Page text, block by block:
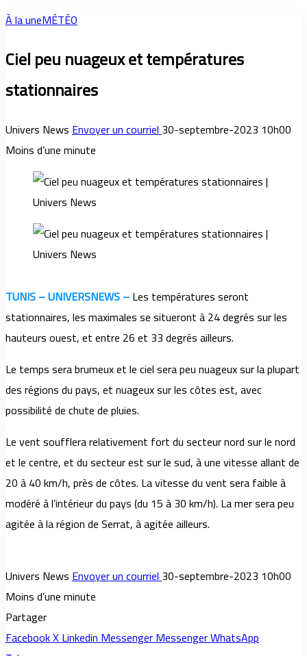
À la uneMÉTÉO
Ciel peu nuageux et températures
stationnaires
Univers NewsEnvoyer un courriel30-septembre-2023 10h00
Moins d’une minute
TUNIS – UNIVERSNEWS –Les températures seront
stationnaires, les maximales se situeront à 24 degrés sur les
hauteurs ouest, et entre 26 et 33 degrés ailleurs.
Le temps sera brumeux et le ciel sera peu nuageux sur la plupart
des régions du pays, et nuageux sur les côtes est, avec
possibilité de chute de pluies.
Le vent soufflera relativement fort du secteur nord sur le nord
et le centre, et du secteur est sur le sud, à une vitesse allant de
20 à 40 km/h, près de côtes. La vitesse du vent sera faible à
modéré à l’intérieur du pays (du 15 à 30 km/h). La mer sera peu
agitée à la région de Serrat, à agitée ailleurs.
Univers NewsEnvoyer un courriel30-septembre-2023 10h00
Moins d’une minute
Partager
FacebookXLinkedinMessengerMessengerWhatsApp